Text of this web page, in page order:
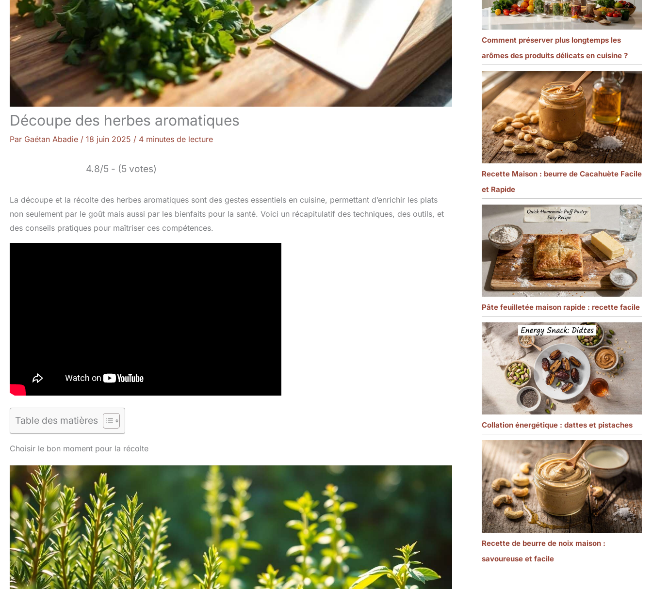
Découpe des herbes aromatiques
Par Gaétan Abadie / 18 juin 2025 / 4 minutes de lecture
4.8/5 - (5 votes)
La découpe et la récolte des herbes aromatiques sont des gestes essentiels en cuisine, permettant d’enrichir les plats
non seulement par le goût mais aussi par les bienfaits pour la santé. Voici un récapitulatif des techniques, des outils, et
des conseils pratiques pour maîtriser ces compétences.
Table des matières
Choisir le bon moment pour la récolte
Comment préserver plus longtemps les
arômes des produits délicats en cuisine ?
Recette Maison : beurre de Cacahuète Facile
et Rapide
Pâte feuilletée maison rapide : recette facile
Collation énergétique : dattes et pistaches
Recette de beurre de noix maison :
savoureuse et facile